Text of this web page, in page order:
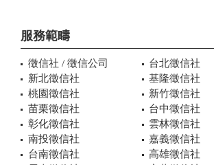
服務範疇
徵信社 / 徵信公司
台北徵信社
新北徵信社
基隆徵信社
桃園徵信社
新竹徵信社
苗栗徵信社
台中徵信社
彰化徵信社
雲林徵信社
南投徵信社
嘉義徵信社
台南徵信社
高雄徵信社